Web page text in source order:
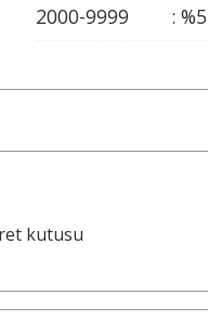
2000-9999
: %5
kutusu